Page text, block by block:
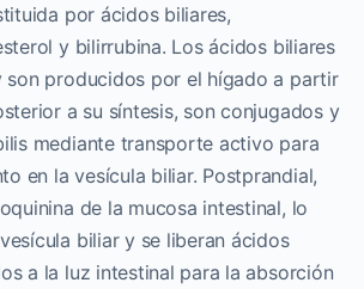
por ácidos biliares,
y bilirrubina. Los ácidos biliares
son producidos por el hígado a partir
a su síntesis, son conjugados y
mediante transporte activo para
en la vesícula biliar. Postprandial,
de la mucosa intestinal, lo
biliar y se liberan ácidos
a la luz intestinal para la absorción